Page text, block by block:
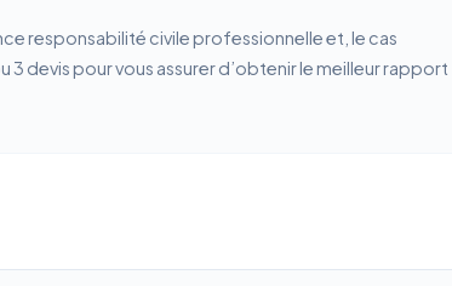
responsabilité civile professionnelle et, le cas
devis pour vous assurer d’obtenir le meilleur rapport